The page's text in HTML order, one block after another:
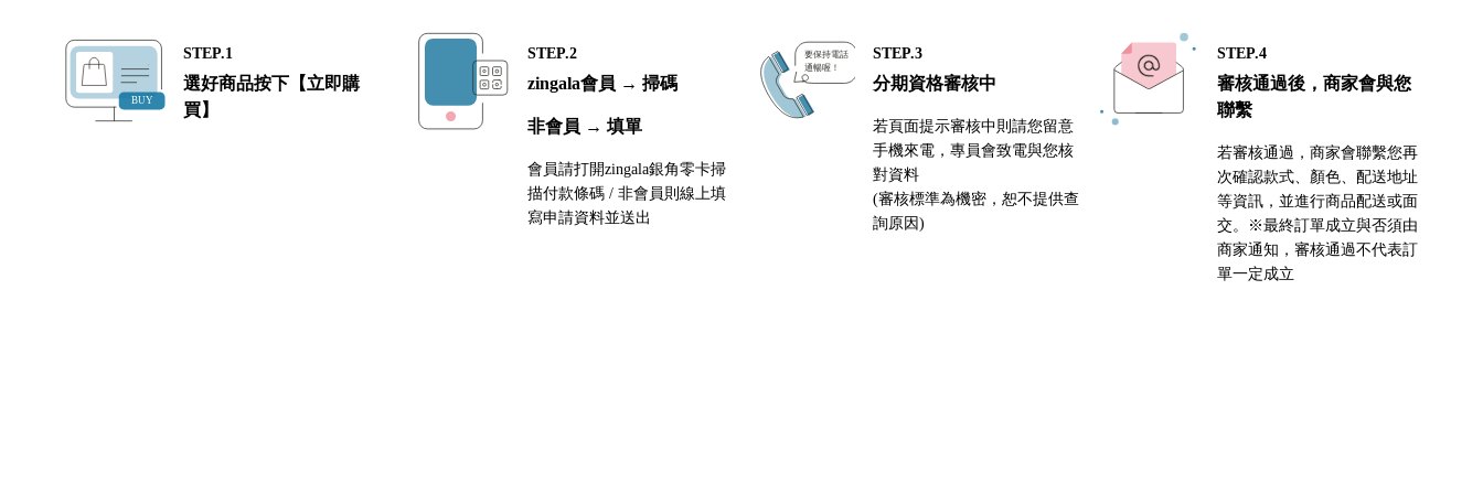
STEP.1
選好商品按下【立即購
買】
STEP.2
zingala會員 → 掃碼
非會員 → 填單
會員請打開zingala銀角零卡掃
描付款條碼 / 非會員則線上填
寫申請資料並送出
STEP.3
分期資格審核中
若頁面提示審核中則請您留意
手機來電，專員會致電與您核
對資料
(審核標準為機密，恕不提供查
詢原因)
STEP.4
審核通過後，商家會與您
聯繫
若審核通過，商家會聯繫您再
次確認款式、顏色、配送地址
等資訊，並進行商品配送或面
交。※最終訂單成立與否須由
商家通知，審核通過不代表訂
單一定成立